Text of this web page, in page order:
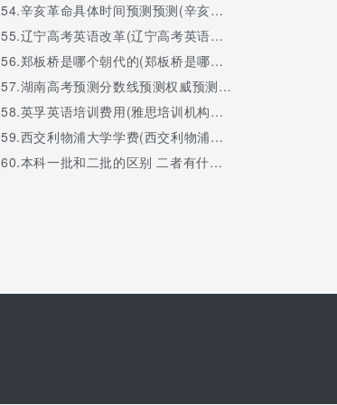
54.辛亥革命具体时间预测预测(辛亥革命的时间预测预测是哪一年)
55.辽宁高考英语改革(辽宁高考英语改革新方案2021)
56.郑板桥是哪个朝代的(郑板桥是哪个朝代的,郑板桥简介)
57.湖南高考预测分数线预测权威预测(批次线预估分)
58.英孚英语培训费用(雅思培训机构哪家好机构排名)
59.西交利物浦大学学费(西交利物浦大学学费2 2多少钱)
60.本科一批和二批的区别 二者有什么不同